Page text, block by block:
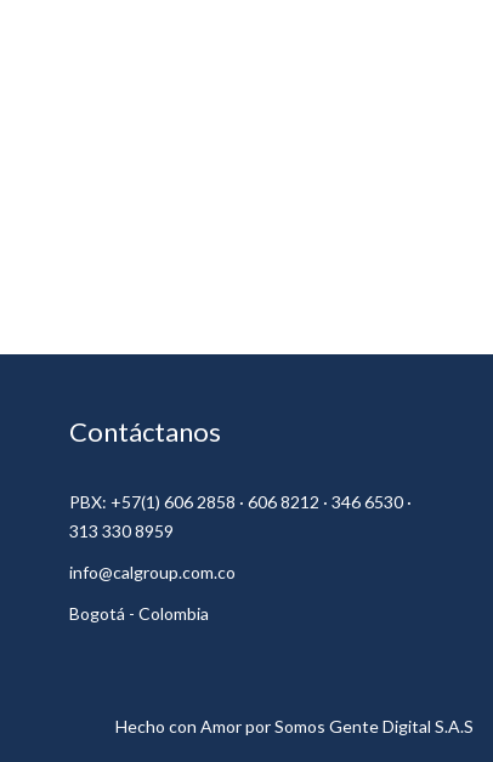
Contáctanos
PBX: +57(1) 606 2858 · 606 8212 · 346 6530 ·
313 330 8959
info@calgroup.com.co
Bogotá - Colombia
Hecho con Amor porSomos Gente Digital S.A.S